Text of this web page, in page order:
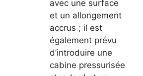
avec une surface
et un allongement
accrus ; il est
également prévu
d’introduire une
cabine pressurisée